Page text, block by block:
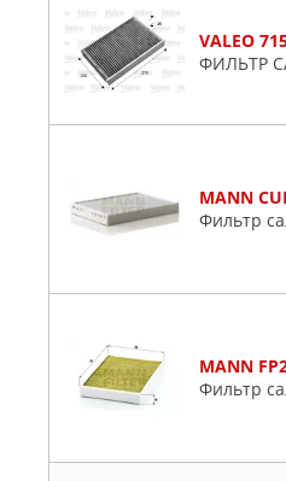
VALEO
ФИЛЬТР
MANN
Фильтр
MANN
Фильтр